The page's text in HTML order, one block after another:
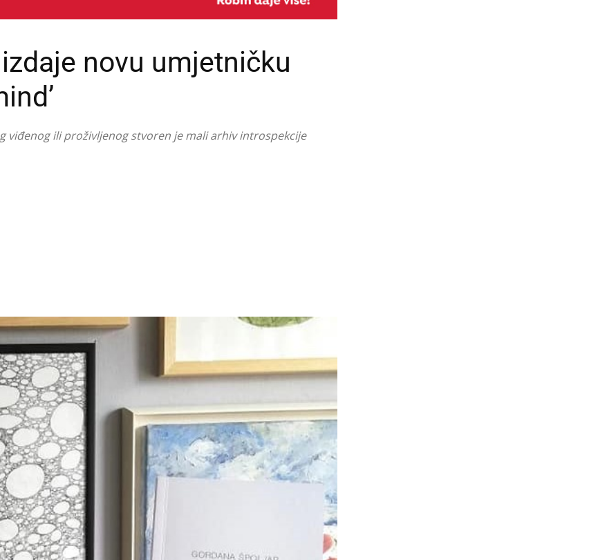
novu umjetničku
viđenog ili proživljenog stvoren je mali arhiv introspekcije